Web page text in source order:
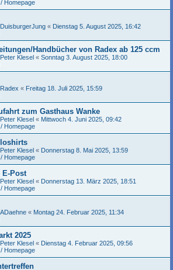
Homepage
DuisburgerJung « Dienstag 5. August 2025, 16:42
Handbücher von Radex ab 125 ccm
Peter Klesel « Sonntag 3. August 2025, 18:00
Radex « Freitag 18. Juli 2025, 15:59
zum Gasthaus Wanke
Peter Klesel « Mittwoch 4. Juni 2025, 09:42
Homepage
Peter Klesel « Donnerstag 8. Mai 2025, 13:59
Homepage
Post
Peter Klesel « Donnerstag 13. März 2025, 18:51
Homepage
ADaehne « Montag 24. Februar 2025, 11:34
2025
Peter Klesel « Dienstag 4. Februar 2025, 09:56
Homepage